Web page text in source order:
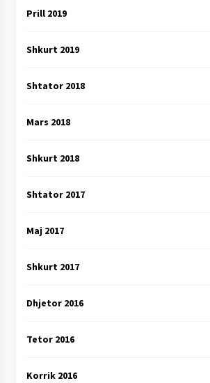
Prill 2019
Shkurt 2019
Shtator 2018
Mars 2018
Shkurt 2018
Shtator 2017
Maj 2017
Shkurt 2017
Dhjetor 2016
Tetor 2016
Korrik 2016